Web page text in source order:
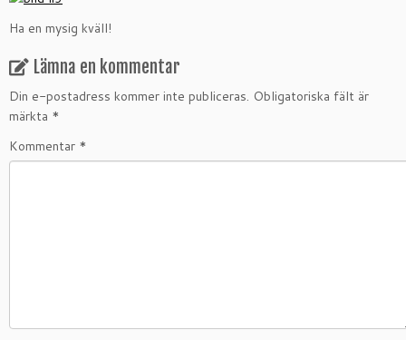
Ha en mysig kväll!
Lämna en kommentar
Din e-postadress kommer inte publiceras. Obligatoriska fält är
märkta *
Kommentar *